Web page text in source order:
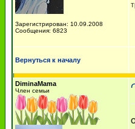
Зарегистрирован: 10.09.2008
Сообщения: 6823
Вернуться к началу
DiminaMama
Член семьи